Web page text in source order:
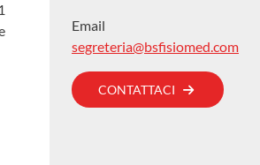
Email
segreteria@bsfisiomed.com
CONTATTACI